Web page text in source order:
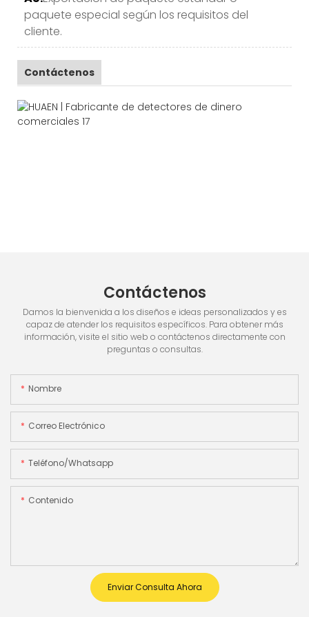
paquete especial según los requisitos del
cliente.
Contáctenos
Contáctenos
Damos la bienvenida a los diseños e ideas personalizados y es
capaz de atender los requisitos específicos. Para obtener más
información, visite el sitio web o contáctenos directamente con
preguntas o consultas.
Nombre
Correo Electrónico
Teléfono/whatsapp
Contenido
Enviar Consulta Ahora